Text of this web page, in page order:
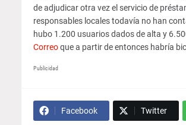
de adjudicar otra vez el servicio de
responsables locales todavía no han
hubo 1.200 usuarios dados de alta y
Correoque a partir de entonces habría
Publicidad
Facebook Twitter